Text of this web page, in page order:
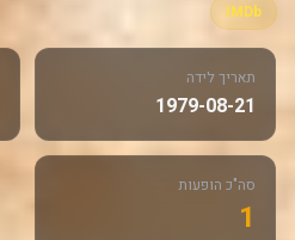
IMDb
תאריך לידה
1979-08-21
סה"כ הופעות
1